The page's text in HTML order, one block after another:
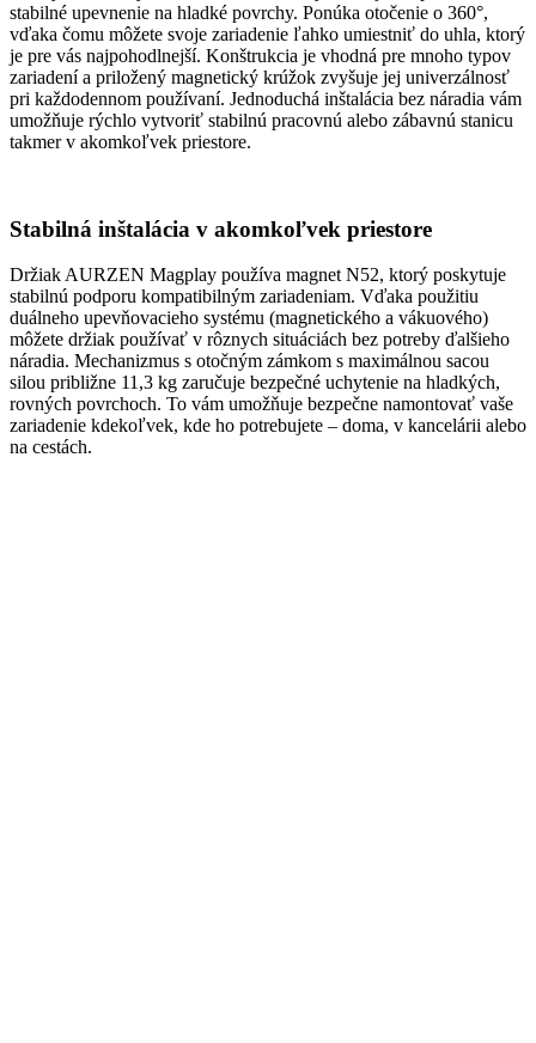
stabilné upevnenie na hladké povrchy. Ponúka otočenie o 360°,
vďaka čomu môžete svoje zariadenie ľahko umiestniť do uhla, ktorý
je pre vás najpohodlnejší. Konštrukcia je vhodná pre mnoho typov
zariadení a priložený magnetický krúžok zvyšuje jej univerzálnosť
pri každodennom používaní. Jednoduchá inštalácia bez náradia vám
umožňuje rýchlo vytvoriť stabilnú pracovnú alebo zábavnú stanicu
takmer v akomkoľvek priestore.
Stabilná inštalácia v akomkoľvek priestore
Držiak AURZEN Magplay používa magnet N52, ktorý poskytuje
stabilnú podporu kompatibilným zariadeniam. Vďaka použitiu
duálneho upevňovacieho systému (magnetického a vákuového)
môžete držiak používať v rôznych situáciách bez potreby ďalšieho
náradia. Mechanizmus s otočným zámkom s maximálnou sacou
silou približne 11,3 kg zaručuje bezpečné uchytenie na hladkých,
rovných povrchoch. To vám umožňuje bezpečne namontovať vaše
zariadenie kdekoľvek, kde ho potrebujete – doma, v kancelárii alebo
na cestách.